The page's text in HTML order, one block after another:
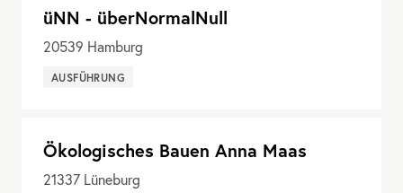
üNN - überNormalNull
20539 Hamburg
AUSFÜHRUNG
Ökologisches Bauen Anna Maas
21337 Lüneburg